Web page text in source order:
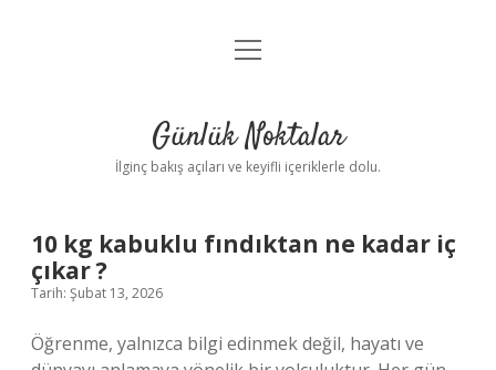
Anasayfa
Yasal Uyarı
menüyü
Günlük Noktalar
İlginç bakış açıları ve keyifli içeriklerle dolu.
10 kg kabuklu fındıktan ne kadar iç
çıkar ?
Tarih: Şubat 13, 2026
Öğrenme, yalnızca bilgi edinmek değil, hayatı ve